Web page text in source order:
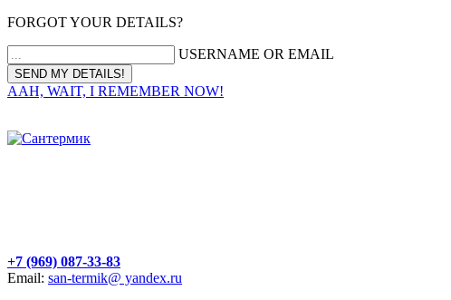
FORGOT YOUR DETAILS?
USERNAME OR EMAIL
AAH, WAIT, I REMEMBER NOW!
+7 (969) 087-33-83
Email: san-termik@ yandex.ru